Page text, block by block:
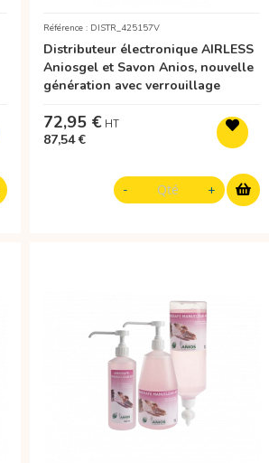
Référence : DISTR_425157V
Distributeur électronique AIRLESS
Aniosgel et Savon Anios, nouvelle
génération avec verrouillage
72,95 €
87,54 €